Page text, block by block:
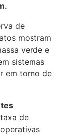
de
mostram
verde e
sistemas
em torno de
de